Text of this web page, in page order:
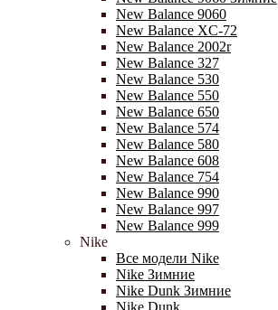
New Balance 9060
New Balance XC-72
New Balance 2002r
New Balance 327
New Balance 530
New Balance 550
New Balance 650
New Balance 574
New Balance 580
New Balance 608
New Balance 754
New Balance 990
New Balance 997
New Balance 999
Nike
Все модели Nike
Nike Зимние
Nike Dunk Зимние
Nike Dunk